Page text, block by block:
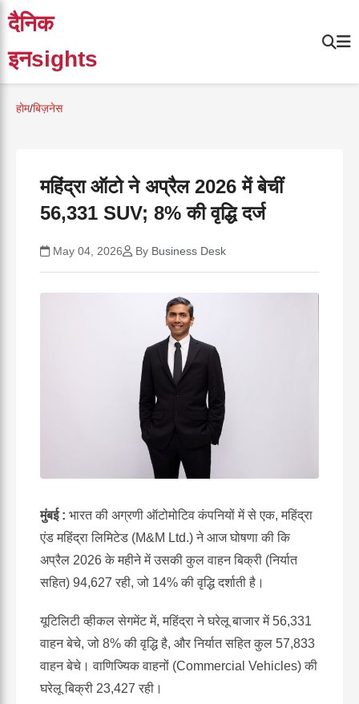
दैनिक
इनsights
होम/बिज़नेस
महिंद्रा ऑटो ने अप्रैल 2026 में बेचीं
56,331 SUV; 8% की वृद्धि दर्ज
May 04, 2026 By Business Desk
मुंबई : भारत की अग्रणी ऑटोमोटिव कंपनियों में से एक, महिंद्रा
एंड महिंद्रा लिमिटेड (M&M Ltd.) ने आज घोषणा की कि
अप्रैल 2026 के महीने में उसकी कुल वाहन बिक्री (निर्यात
सहित) 94,627 रही, जो 14% की वृद्धि दर्शाती है।
यूटिलिटी व्हीकल सेगमेंट में, महिंद्रा ने घरेलू बाजार में 56,331
वाहन बेचे, जो 8% की वृद्धि है, और निर्यात सहित कुल 57,833
वाहन बेचे। वाणिज्यिक वाहनों (Commercial Vehicles) की
घरेलू बिक्री 23,427 रही।